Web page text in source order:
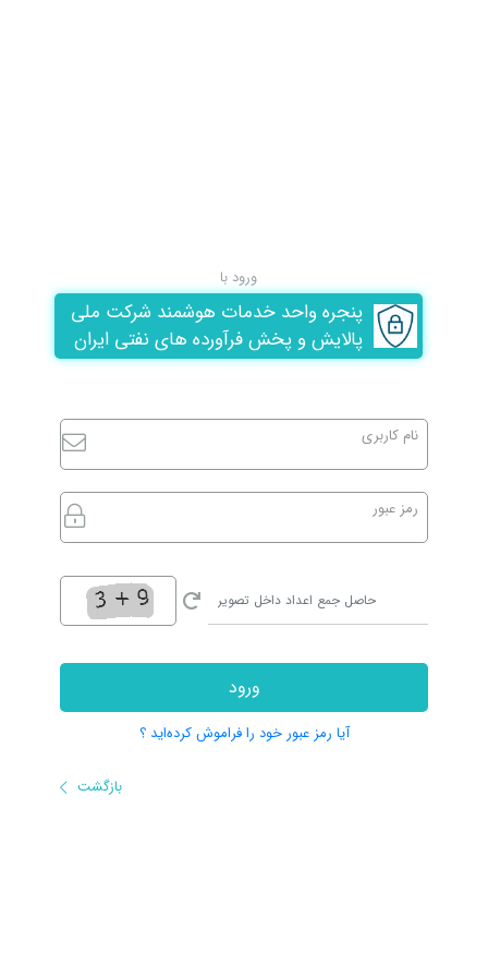
نام کاربری
رمز عبور
ورود
آیا رمز عبور خود را فراموش کرده‌اید ؟
بازگشت
ورود با
پنجره واحد خدمات هوشمند شرکت ملی
پالایش و پخش فرآورده های نفتی ایران